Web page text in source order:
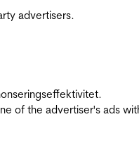
advertisers.
of the advertiser's ads